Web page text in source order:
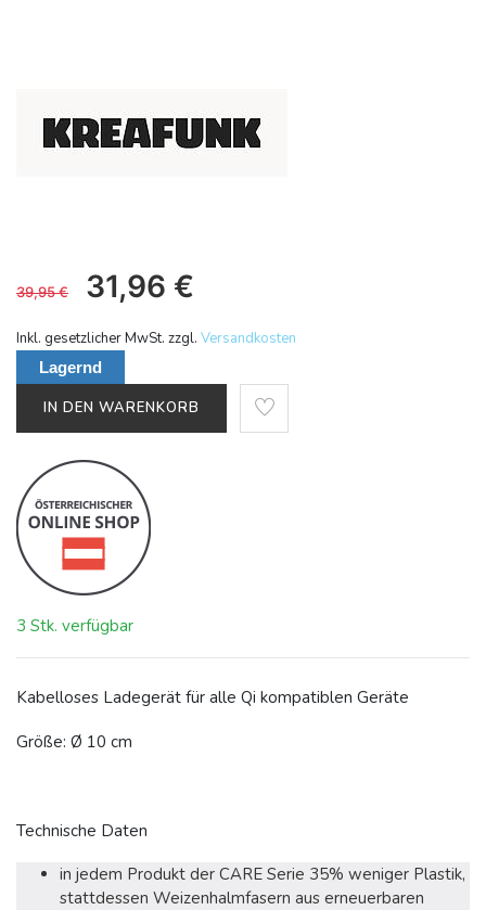
39,95€ 31,96 €
Inkl. gesetzlicher MwSt. zzgl. Versandkosten
Lagernd
IN DEN WARENKORB
3 Stk. verfügbar
Kabelloses Ladegerät für alle Qi kompatiblen Geräte
Größe: Ø 10 cm
Technische Daten
in jedem Produkt der CARE Serie 35% weniger Plastik,
stattdessen Weizenhalmfasern aus erneuerbaren